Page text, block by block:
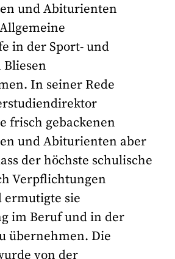
und Abiturienten
in der Sport- und
In seiner Rede
frisch gebackenen
und Abiturienten aber
der höchste schulische
Verpflichtungen
sie
im Beruf und in der
übernehmen. Die
von der